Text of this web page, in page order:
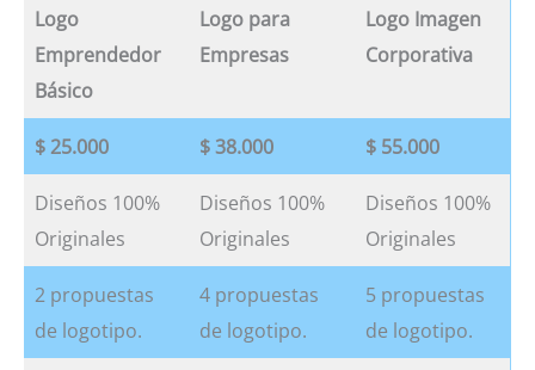
Logo
Emprendedor
Básico
Logo para
Empresas
Logo Imagen
Corporativa
$ 25.000 $ 38.000 $ 55.000
Diseños 100%
Originales
Diseños 100%
Originales
Diseños 100%
Originales
2 propuestas
de logotipo.
4 propuestas
de logotipo.
5 propuestas
de logotipo.